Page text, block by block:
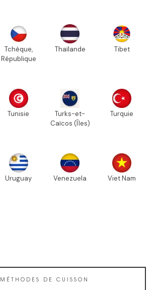
Tchèque,
République
Thaïlande Tibet
Tunisie
Turks-et-
Caïcos (Îles)
Turquie
Uruguay Venezuela Viet Nam
MÉTHODES DE CUISSON